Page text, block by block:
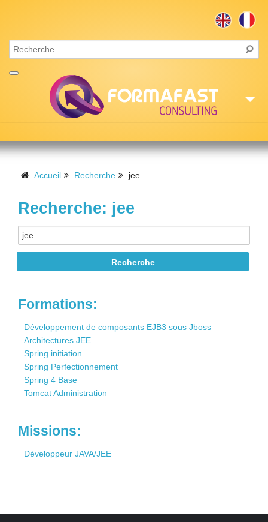
Recrutement
Contact
Accueil Recherche jee
Recherche: jee
Formations:
Développement de composants EJB3 sous Jboss
Architectures JEE
Spring initiation
Spring Perfectionnement
Spring 4 Base
Tomcat Administration
Missions:
Développeur JAVA/JEE